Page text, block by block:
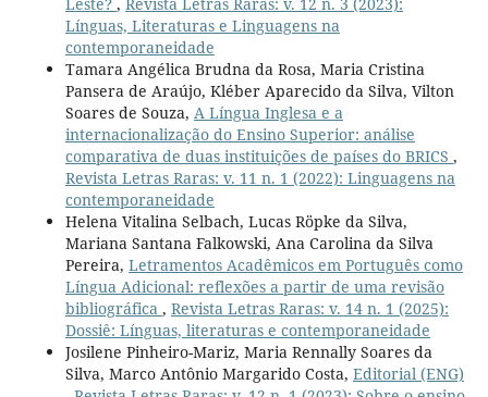
Línguas, Literaturas e Linguagens na
contemporaneidade
Tamara Angélica Brudna da Rosa, Maria Cristina
Pansera de Araújo, Kléber Aparecido da Silva, Vilton
Soares de Souza, A Língua Inglesa e a
internacionalização do Ensino Superior: análise
comparativa de duas instituições de países do BRICS ,
Revista Letras Raras: v. 11 n. 1 (2022): Linguagens na
contemporaneidade
Helena Vitalina Selbach, Lucas Röpke da Silva,
Mariana Santana Falkowski, Ana Carolina da Silva
Pereira, Letramentos Acadêmicos em Português como
Língua Adicional: reflexões a partir de uma revisão
bibliográfica , Revista Letras Raras: v. 14 n. 1 (2025):
Dossiê: Línguas, literaturas e contemporaneidade
Josilene Pinheiro-Mariz, Maria Rennally Soares da
Silva, Marco Antônio Margarido Costa, Editorial (ENG)